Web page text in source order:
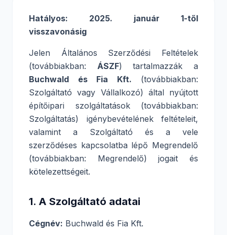
Hatályos: 2025. január 1-től
visszavonásig
Jelen Általános Szerződési Feltételek
(továbbiakban: ÁSZF) tartalmazzák a
Buchwald és Fia Kft. (továbbiakban:
Szolgáltató vagy Vállalkozó) által nyújtott
építőipari szolgáltatások (továbbiakban:
Szolgáltatás) igénybevételének feltételeit,
valamint a Szolgáltató és a vele
szerződéses kapcsolatba lépő Megrendelő
(továbbiakban: Megrendelő) jogait és
kötelezettségeit.
1. A Szolgáltató adatai
Cégnév: Buchwald és Fia Kft.